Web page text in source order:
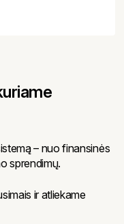
– nuo finansinės
sprendimų.
ir atliekame